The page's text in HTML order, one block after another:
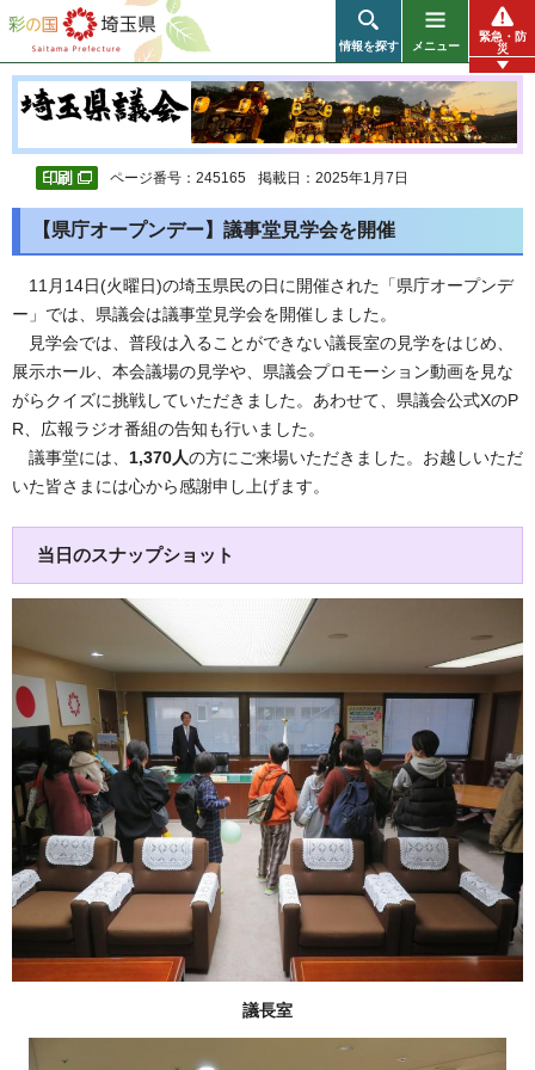
彩の国 埼玉県
情報を探す メニュー
緊急・防
災
ページ番号：245165 掲載日：2025年1月7日
【県庁オープンデー】議事堂見学会を開催
11月14日(火曜日)の埼玉県民の日に開催された「県庁オープンデ
ー」では、県議会は議事堂見学会を開催しました。
見学会では、普段は入ることができない議長室の見学をはじめ、
展示ホール、本会議場の見学や、県議会プロモーション動画を見な
がらクイズに挑戦していただきました。あわせて、県議会公式XのP
R、広報ラジオ番組の告知も行いました。
議事堂には、 1,370人の方にご来場いただきました。お越しいただ
いた皆さまには心から感謝申し上げます。
当日のスナップショット
議長室